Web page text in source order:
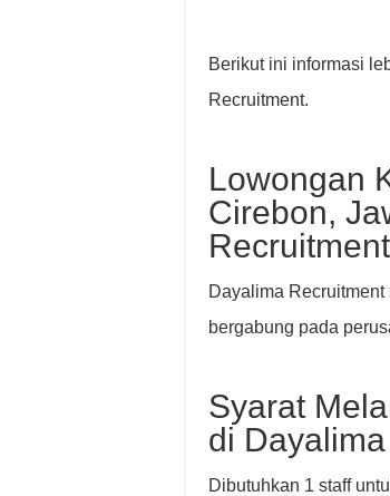
Berikut ini informasi
Recruitment.
Lowongan
Cirebon,
Recruitment
Dayalima
bergabung pada
Syarat
di
Dibutuhkan 1 staff